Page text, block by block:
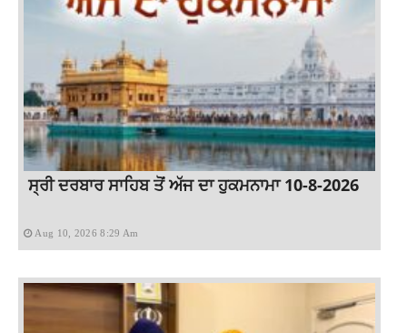
ਸ੍ਰੀ ਦਰਬਾਰ ਸਾਹਿਬ ਤੋਂ ਅੱਜ ਦਾ ਹੁਕਮਨਾਮਾ 10-8-2026
Aug 10, 2026 8:29 Am